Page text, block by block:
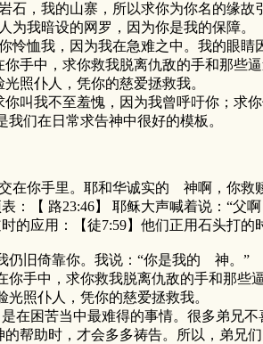
，我的山寨，所以求你为你名的缘故
我暗设的网罗，因为你是我的保障。
恤我，因为我在急难之中。我的眼睛
手中，求你救我脱离仇敌的手和那些逼
照仆人，凭你的慈爱拯救我。
叫我不至羞愧，因为我曾呼吁你；求你
们在日常求告神中很好的模板。
你手里。耶和华诚实的 神啊，你救
路23:46】 耶稣大声喊着说：“父啊
用：【徒7:59】他们正用石头打的
旧倚靠你。我说：“你是我的 神。”
手中，求你救我脱离仇敌的手和那些逼
照仆人，凭你的慈爱拯救我。
困苦当中最难得的事情。很多弟兄不
帮助时，才会多多祷告。所以，弟兄